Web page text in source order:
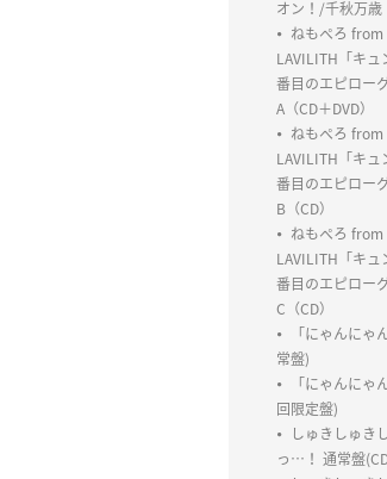
オン！/千秋万歳
ねもぺろ
LAVILITH「キ
番目のエピロー
A（CD＋DVD）
ねもぺろ
LAVILITH「キ
番目のエピロー
B（CD）
ねもぺろ
LAVILITH「キ
番目のエピロー
C（CD）
「にゃんに
常盤)
「にゃんに
回限定盤)
しゅきしゅき
っ…！ 通常盤